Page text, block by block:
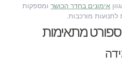
אימונים בחדר הכושר ומספקות
לתנועות מורכבות.
ספורט מתאימות